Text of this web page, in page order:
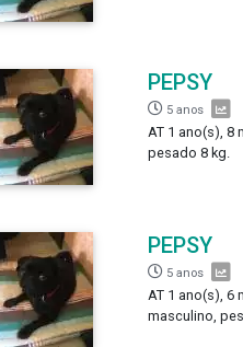
PEPSY
5 anos
AT 1 ano(s), 8
pesado 8 kg.
PEPSY
5 anos
AT 1 ano(s), 6
masculino,